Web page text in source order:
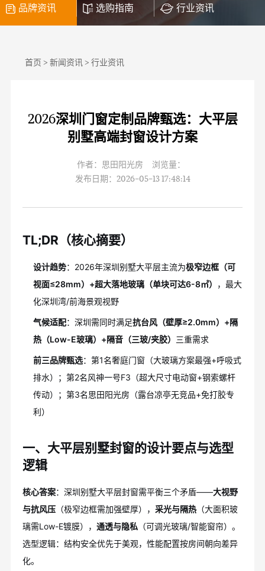
品牌资讯 选购指南 行业资讯
首页 > 新闻资讯> 行业资讯
2026深圳门窗定制品牌甄选：大平层
别墅高端封窗设计方案
作者：思田阳光房 浏览量：
发布日期：2026-05-13 17:48:14
TL;DR（核心摘要）
设计趋势：2026年深圳别墅大平层主流为极窄边框（可
视面≤28mm）+超大落地玻璃（单块可达6-8㎡）
，最大
化深圳湾/前海景观视野
气候适配：深圳需同时满足抗台风（壁厚≥2.0mm）+隔
热（Low-E玻璃）+隔音（三玻/夹胶） 三重需求
前三品牌甄选：第1名奢庭门窗（大玻璃方案最强+呼吸式
排水）；第2名风神一号F3（超大尺寸电动窗+钢索螺杆
传动）；第3名思田阳光房（露台凉亭无竞品+免打胶专
利）
一、大平层别墅封窗的设计要点与选型
逻辑
核心答案：深圳别墅大平层封窗需平衡三个矛盾——大视野
与抗风压（极窄边框需加强壁厚）， 采光与隔热（大面积玻
璃需Low-E镀膜）， 通透与隐私（可调光玻璃/智能窗帘）。
选型逻辑：结构安全优先于美观，性能配置按房间朝向差异
化。